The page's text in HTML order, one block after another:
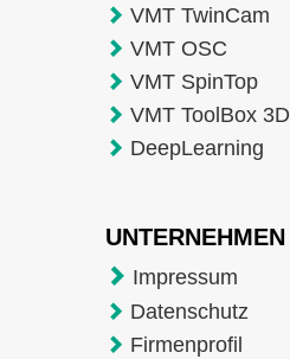
VMT TwinCam
VMT OSC
VMT SpinTop
VMT ToolBox 3D
DeepLearning
UNTERNEHMEN
Impressum
Datenschutz
Firmenprofil